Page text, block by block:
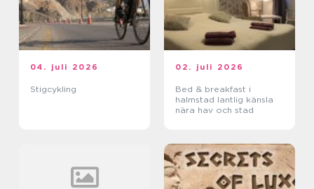
04. juli 2026
Stigcykling
02. juli 2026
Bed & breakfast i
halmstad lantlig känsla
nära hav och stad